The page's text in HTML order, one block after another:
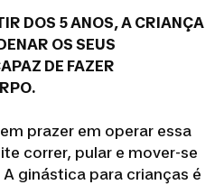
DOS 5 ANOS, A CRIANÇA
OS SEUS
DE FAZER
prazer em operar essa
correr, pular e mover-se
ginástica para crianças é